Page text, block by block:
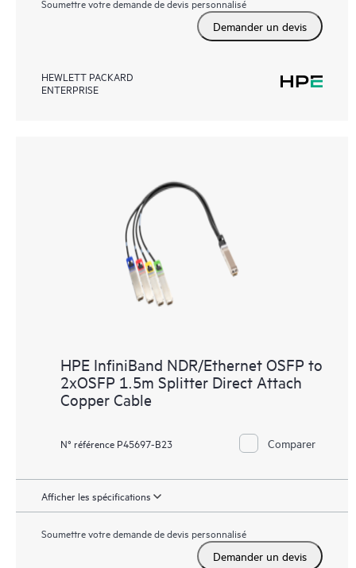
Soumettre votre demande de devis personnalisé
Demander un devis
HEWLETT PACKARD
ENTERPRISE
HPE InfiniBand NDR/Ethernet OSFP to
2xOSFP 1.5m Splitter Direct Attach
Copper Cable
N° référence P45697-B23 Comparer
Afficher les spécifications
Soumettre votre demande de devis personnalisé
Demander un devis